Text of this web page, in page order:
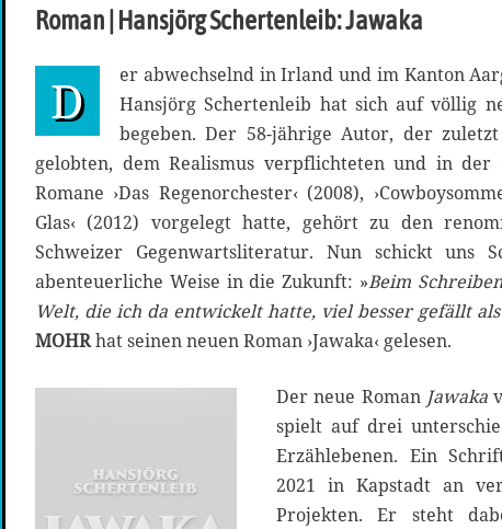
Roman | Hansjörg Schertenleib: Jawaka
D
er abwechselnd in Irland und im Kanton
Hansjörg Schertenleib hat sich auf völlig
begeben. Der 58-jährige Autor, der
gelobten, dem Realismus verpflichteten und in der
Romane ›Das Regenorchester‹ (2008),
Glas‹ (2012) vorgelegt hatte, gehört zu den
Schweizer Gegenwartsliteratur. Nun schickt uns
abenteuerliche Weise in die Zukunft: »Beim
Welt, die ich da entwickelt hatte, viel besser gefällt
MOHRhat seinen neuen Roman ›Jawaka‹ gelesen.
Der neue Roman Jawaka
spielt auf drei
Erzählebenen. Ein
2021 in Kapstadt an
Projekten. Er steht